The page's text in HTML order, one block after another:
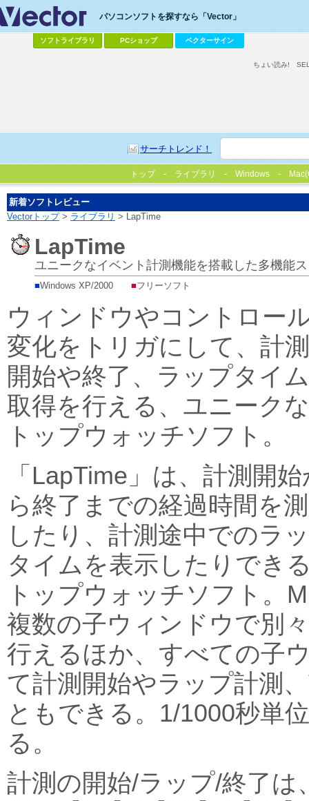
パソコンソフトを探すなら「Vector」
ソフトライブラリ PCショップ ベクターサイン
サーチトレンド！
ちょい読み!
トップ ライブラリ Windows
新着ソフトレビュー
Vectorトップ> ライブラリ > LapTime
LapTime
ユニークなイベント計測機能を搭載した多機能
■Windows XP/2000 ■フリーソフト
ウィンドウやコントロー
変化をトリガにして、計
開始や終了、ラップタイ
取得を行える、ユニーク
トップウォッチソフト。
「LapTime」は、計測開
ら終了までの経過時間を
したり、計測途中でのラ
タイムを表示したりでき
トップウォッチソフト。
複数の子ウィンドウで別
行えるほか、すべての子
て計測開始やラップ計測
ともできる。1/1000秒単
る。
計測の開始/ラップ/終了は